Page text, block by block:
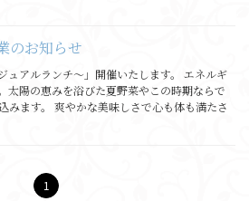
のお知らせ
ュアルランチ〜」開催いたします。 エネルギ
太陽の恵みを浴びた夏野菜やこの時期ならで
みます。 爽やかな美味しさで心も体も満たさ
1